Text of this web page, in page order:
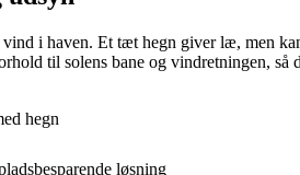
i haven. Et tæt hegn giver læ, men
til solens bane og vindretningen, så
hegn
løsning